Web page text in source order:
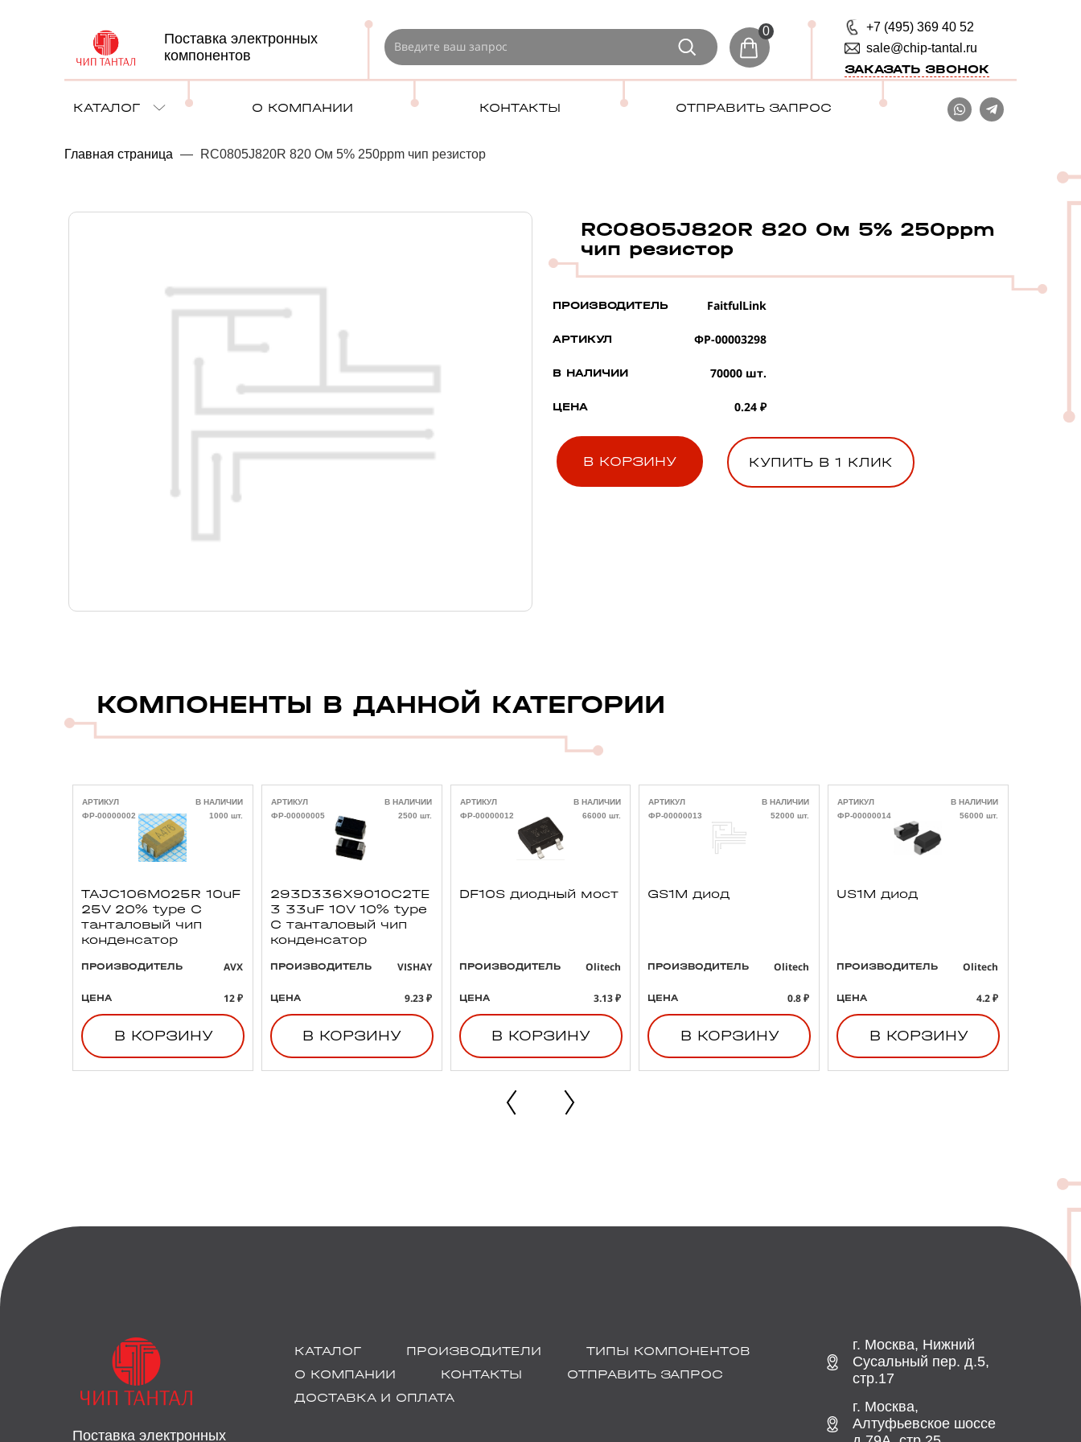
Поставка электронных
компонентов
0
+7 (495) 369 40 52
sale@chip-tantal.ru
ЗАКАЗАТЬ ЗВОНОК
КАТАЛОГ О КОМПАНИИ КОНТАКТЫ ОТПРАВИТЬ ЗАПРОС
Главная страница — RC0805J820R 820 Ом 5% 250ppm чип резистор
RC0805J820R 820 Ом 5% 250ppm
чип резистор
ПРОИЗВОДИТЕЛЬ FaitfulLink
АРТИКУЛ ФР-00003298
В НАЛИЧИИ 70000 шт.
ЦЕНА 0.24 ₽
В КОРЗИНУ КУПИТЬ В 1 КЛИК
КОМПОНЕНТЫ В ДАННОЙ КАТЕГОРИИ
АРТИКУЛ
ФР-00000002
В НАЛИЧИИ
1000 шт.
TAJC106M025R 10uF
25V 20% type C
танталовый чип
конденсатор
ПРОИЗВОДИТЕЛЬ AVX
ЦЕНА 12 ₽
В КОРЗИНУ
АРТИКУЛ
ФР-00000005
В НАЛИЧИИ
2500 шт.
293D336X9010C2TE
3 33uF 10V 10% type
C танталовый чип
конденсатор
ПРОИЗВОДИТЕЛЬ VISHAY
ЦЕНА 9.23 ₽
В КОРЗИНУ
АРТИКУЛ
ФР-00000012
В НАЛИЧИИ
66000 шт.
DF10S диодный мост
ПРОИЗВОДИТЕЛЬ Olitech
ЦЕНА 3.13 ₽
В КОРЗИНУ
АРТИКУЛ
ФР-00000013
В НАЛИЧИИ
52000 шт.
GS1M диод
ПРОИЗВОДИТЕЛЬ Olitech
ЦЕНА 0.8 ₽
В КОРЗИНУ
АРТИКУЛ
ФР-00000014
В НАЛИЧИИ
56000 шт.
US1M диод
ПРОИЗВОДИТЕЛЬ Olitech
ЦЕНА 4.2 ₽
В КОРЗИНУ
Поставка электронных
КАТАЛОГ ПРОИЗВОДИТЕЛИ
ТИПЫ КОМПОНЕНТОВ
О КОМПАНИИ
КОНТАКТЫ
ОТПРАВИТЬ ЗАПРОС
ДОСТАВКА И ОПЛАТА
г. Москва, Нижний
Сусальный пер. д.5,
стр.17
г. Москва,
Алтуфьевское шоссе